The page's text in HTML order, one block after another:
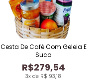
3x de R$ 93,18
R$279,54
Cesta De Café Com Geleia E
Suco